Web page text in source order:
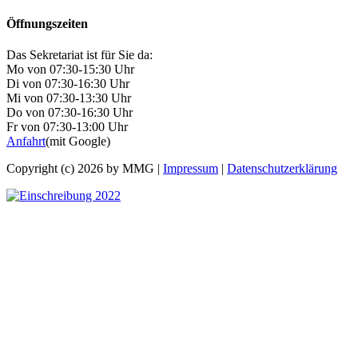
Öffnungszeiten
Das Sekretariat ist für Sie da:
Mo von 07:30-15:30 Uhr
Di von 07:30-16:30 Uhr
Mi von 07:30-13:30 Uhr
Do von 07:30-16:30 Uhr
Fr von 07:30-13:00 Uhr
Anfahrt(mit Google)
Copyright (c) 2026 by MMG | Impressum | Datenschutzerklärung